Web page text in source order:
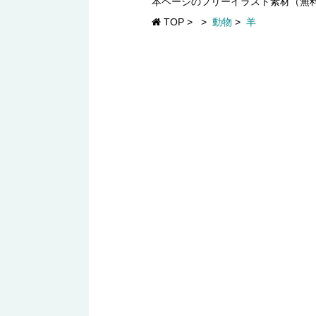
TOP > > 動物 > 羊